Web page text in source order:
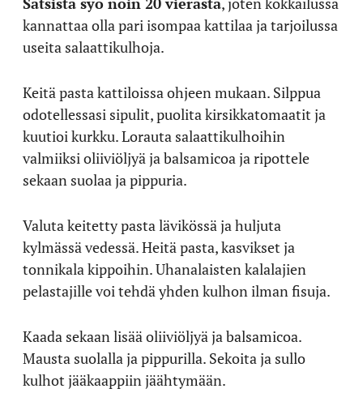
kannattaa olla pari isompaa kattilaa ja tarjoilussa
useita salaattikulhoja.
Keitä pasta kattiloissa ohjeen mukaan. Silppua
odotellessasi sipulit, puolita kirsikkatomaatit ja
kuutioi kurkku. Lorauta salaattikulhoihin
valmiiksi oliiviöljyä ja balsamicoa ja ripottele
sekaan suolaa ja pippuria.
Valuta keitetty pasta lävikössä ja huljuta
kylmässä vedessä. Heitä pasta, kasvikset ja
tonnikala kippoihin. Uhanalaisten kalalajien
pelastajille voi tehdä yhden kulhon ilman fisuja.
Kaada sekaan lisää oliiviöljyä ja balsamicoa.
Mausta suolalla ja pippurilla. Sekoita ja sullo
kulhot jääkaappiin jäähtymään.